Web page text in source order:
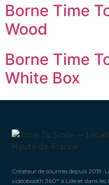
Borne Time
Wood
Borne Time
White Box
Créateur de sourires depuis 2019.
vidéobooth 360° à Lille et dans les